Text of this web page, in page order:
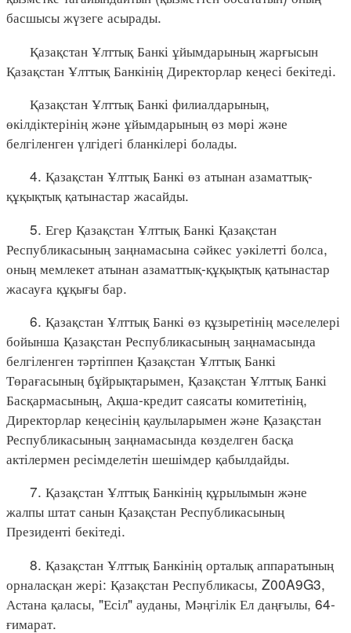
басшысы жүзеге асырады.
Қазақстан Ұлттық Банкі ұйымдарының жарғысын
Қазақстан Ұлттық Банкінің Директорлар кеңесі бекітеді.
Қазақстан Ұлттық Банкі филиалдарының,
өкілдіктерінің және ұйымдарының өз мөрі және
белгіленген үлгідегі бланкілері болады.
4. Қазақстан Ұлттық Банкі өз атынан азаматтық-
құқықтық қатынастар жасайды.
5. Егер Қазақстан Ұлттық Банкі Қазақстан
Республикасының заңнамасына сәйкес уәкілетті болса,
оның мемлекет атынан азаматтық-құқықтық қатынастар
жасауға құқығы бар.
6. Қазақстан Ұлттық Банкі өз құзыретінің мәселелері
бойынша Қазақстан Республикасының заңнамасында
белгіленген тәртіппен Қазақстан Ұлттық Банкі
Төрағасының бұйрықтарымен, Қазақстан Ұлттық Банкі
Басқармасының, Ақша-кредит саясаты комитетінің,
Директорлар кеңесінің қаулыларымен және Қазақстан
Республикасының заңнамасында көзделген басқа
актілермен ресімделетін шешімдер қабылдайды.
7. Қазақстан Ұлттық Банкінің құрылымын және
жалпы штат санын Қазақстан Республикасының
Президенті бекітеді.
8. Қазақстан Ұлттық Банкінің орталық аппаратының
орналасқан жері: Қазақстан Республикасы, Z00A9G3,
Астана қаласы, "Есіл" ауданы, Мәңгілік Ел даңғылы, 64-
ғимарат.